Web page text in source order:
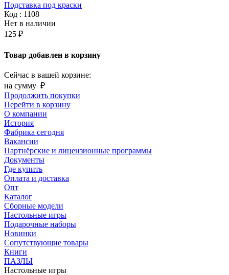
Подставка под краски
Код : 1108
Нет в наличии
125 ₽
Товар добавлен в корзину
Сейчас в вашей корзине:
на сумму ₽
Продолжить покупки
Перейти в корзину
О компании
История
Фабрика сегодня
Вакансии
Партнёрские и лицензионные программы
Документы
Где купить
Оплата и доставка
Опт
Каталог
Сборные модели
Настольные игры
Подарочные наборы
Новинки
Сопутствующие товары
Книги
ПАЗЛЫ
Настольные игры